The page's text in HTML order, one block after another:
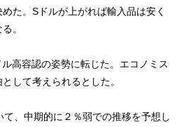
た。Sドルが上がれば輸入品は安く
。
高容認の姿勢に転じた。エコノミス
して考えられるとした。
、中期的に２％弱での推移を予想し